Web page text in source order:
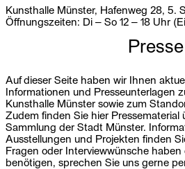
Kunsthalle Münster, Hafenweg 28, 5.
Öffnungszeiten: Di – So 12 – 18 Uhr
Presse
Auf dieser Seite haben wir Ihnen
Informationen und Presseunterlagen
Kunsthalle Münster sowie zum
Zudem finden Sie hier Pressematerial
Sammlung der Stadt Münster.
Ausstellungen und Projekten finden
Fragen oder Interviewwünsche
benötigen, sprechen Sie uns gerne